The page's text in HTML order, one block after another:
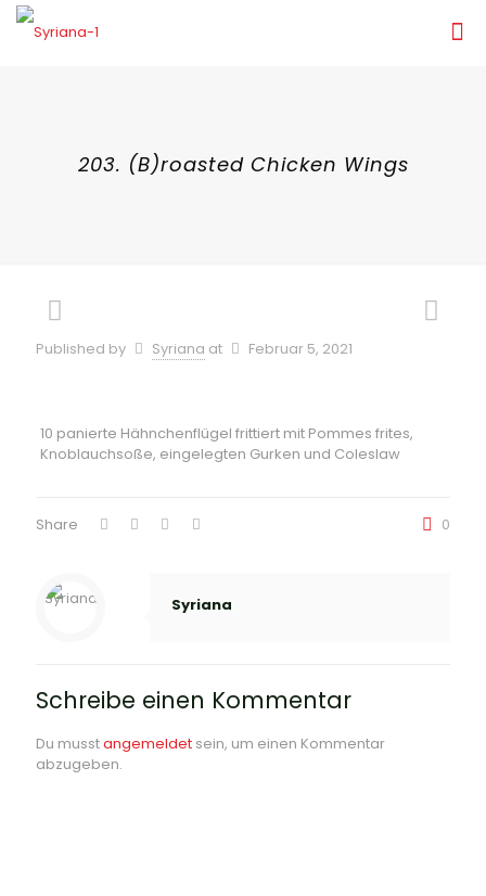
203. (B)roasted Chicken Wings
Published by Syriana at Februar 5, 2021
10 panierte Hähnchenflügel frittiert mit Pommes frites,
Knoblauchsoße, eingelegten Gurken und Coleslaw
Share 0
Syriana
Schreibe einen Kommentar
Du musstangemeldet sein, um einen Kommentar
abzugeben.